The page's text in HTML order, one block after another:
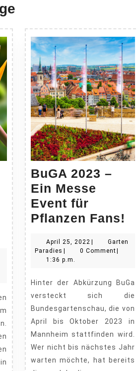
BuGA 2023 –
Ein Messe
Event für
Pflanzen Fans!
–
April 25, 2022 April
25,
|
Garten
Paradies Garten
Paradies
| 0 Comment|
1:36 p.m.
Hinter der Abkürzung BuGa
versteckt sich die
Bundesgartenschau, die von
April bis Oktober 2023 in
Mannheim stattfinden wird.
Wer nicht bis nächstes Jahr
warten möchte, hat bereits